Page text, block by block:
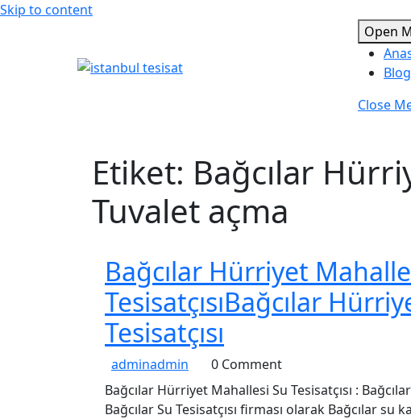
Skip to content
Open
Blog
Close
Etiket: Bağcılar
Tuvalet açma
Bağcılar Hürriyet
TesisatçısıBağcılar
Tesisatçısı
adminadmin
0 Comment
Bağcılar Hürriyet Mahallesi Su Tesisatçısı :
Bağcılar Su Tesisatçısı firması olarak Bağcılar su